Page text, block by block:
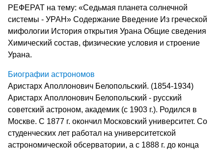
РЕФЕРАТ на тему: «Седьмая планета солнечной
системы - УРАН» Содержание Введение Из греческой
мифологии История открытия Урана Общие сведения
Химический состав, физические условия и строение
Урана.
Биографии астрономов
Аристарх Аполлонович Белопольский. (1854-1934)
Аристарх Аполлонович Белопольский - русский
советский астроном, академик (с 1903 г.). Родился в
Москве. С 1877 г. окончил Московский университет. Со
студенческих лет работал на университетской
астрономической обсерватории, а с 1888 г. до конца